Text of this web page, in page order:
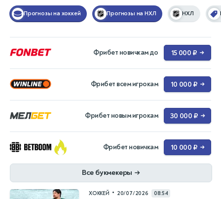
Прогнозы на хоккей Прогнозы на НХЛ НХЛ
Фрибет новичкам до 15 000 ₽ →
Фрибет всем игрокам 10 000 ₽ →
Фрибет новым игрокам 30 000 ₽ →
Фрибет новичкам 10 000 ₽ →
Все букмекеры →
ХОККЕЙ • 20/07/2026 08:54